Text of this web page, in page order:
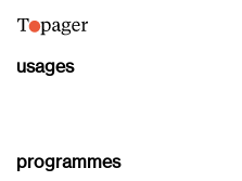
usages
programmes